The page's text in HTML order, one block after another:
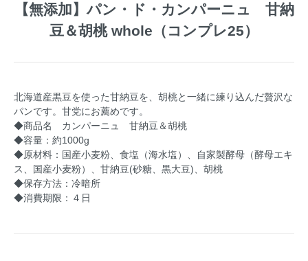
【無添加】パン・ド・カンパーニュ 甘納
豆＆胡桃 whole（コンプレ25）
北海道産黒豆を使った甘納豆を、胡桃と一緒に練り込んだ贅沢な
パンです。甘党にお薦めです。
◆商品名 カンパーニュ 甘納豆＆胡桃
◆容量：約1000g
◆原材料：国産小麦粉、食塩（海水塩）、自家製酵母（酵母エキ
ス、国産小麦粉）、甘納豆(砂糖、黒大豆)、胡桃
◆保存方法：冷暗所
◆消費期限：４日